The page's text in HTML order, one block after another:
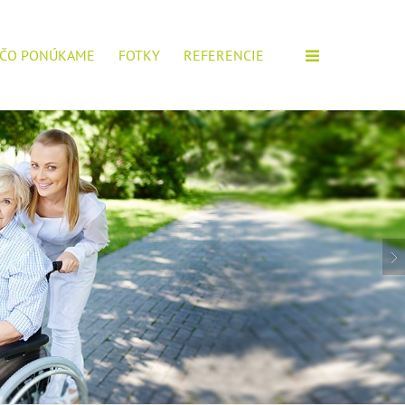
ČO PONÚKAME FOTKY REFERENCIE
ZARIADENÍ!POŠTITE SI ŽIADOSŤ.